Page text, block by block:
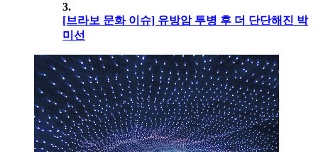
3.
[브라보 문화 이슈] 유방암 투병 후 더 단단해진 박
미선